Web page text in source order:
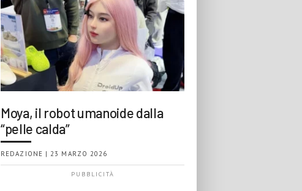
Moya, il robot umanoide dalla
“pelle calda”
REDAZIONE | 23 MARZO 2026